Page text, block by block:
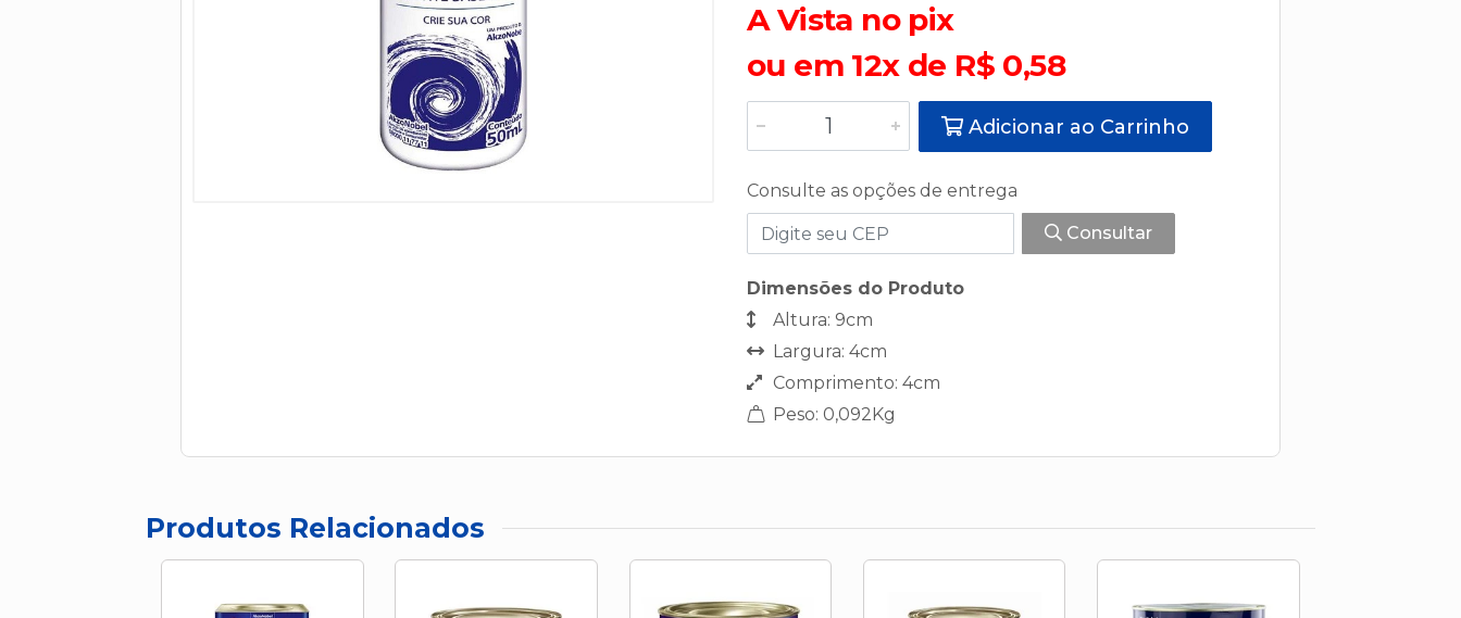
A Vista no pix
ou em 12x de R$ 0,58
Adicionar ao Carrinho
Consulte as opções de entrega
Consultar
Dimensões do Produto
Altura: 9cm
Largura: 4cm
Comprimento: 4cm
Peso: 0,092Kg
Produtos Relacionados